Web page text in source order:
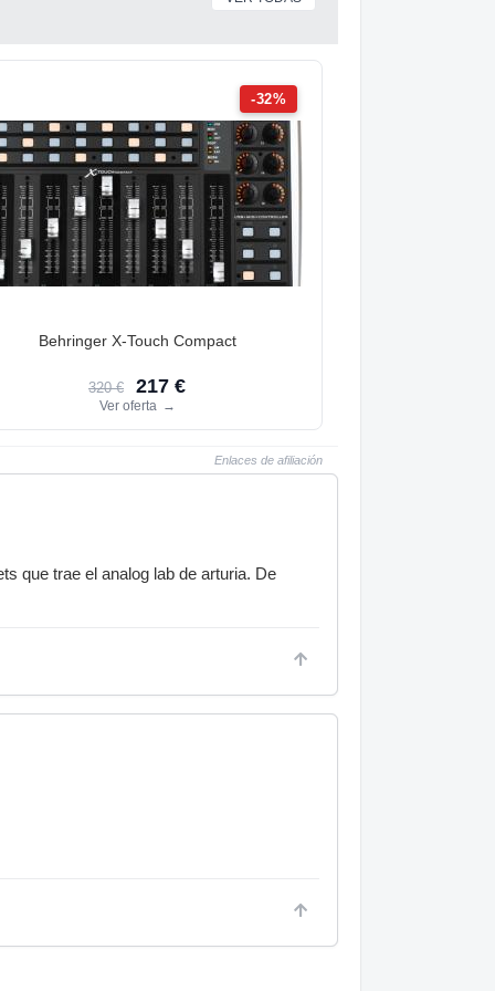
-32%
Behringer X-Touch Compact
320 € 217 €
Ver oferta →
Enlaces de afiliación
que trae el analog lab de arturia. De